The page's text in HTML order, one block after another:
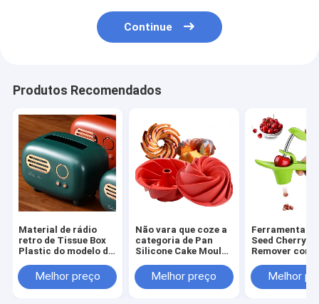
Continue
Produtos Recomendados
Material de rádio
retro de Tissue Box
Plastic do modelo do
Melhor preço
Não vara que coze a
categoria de Pan
Silicone Cake Mould
Melhor preço
Ferramenta
Seed Cherry
Remover com
produtoMelhor